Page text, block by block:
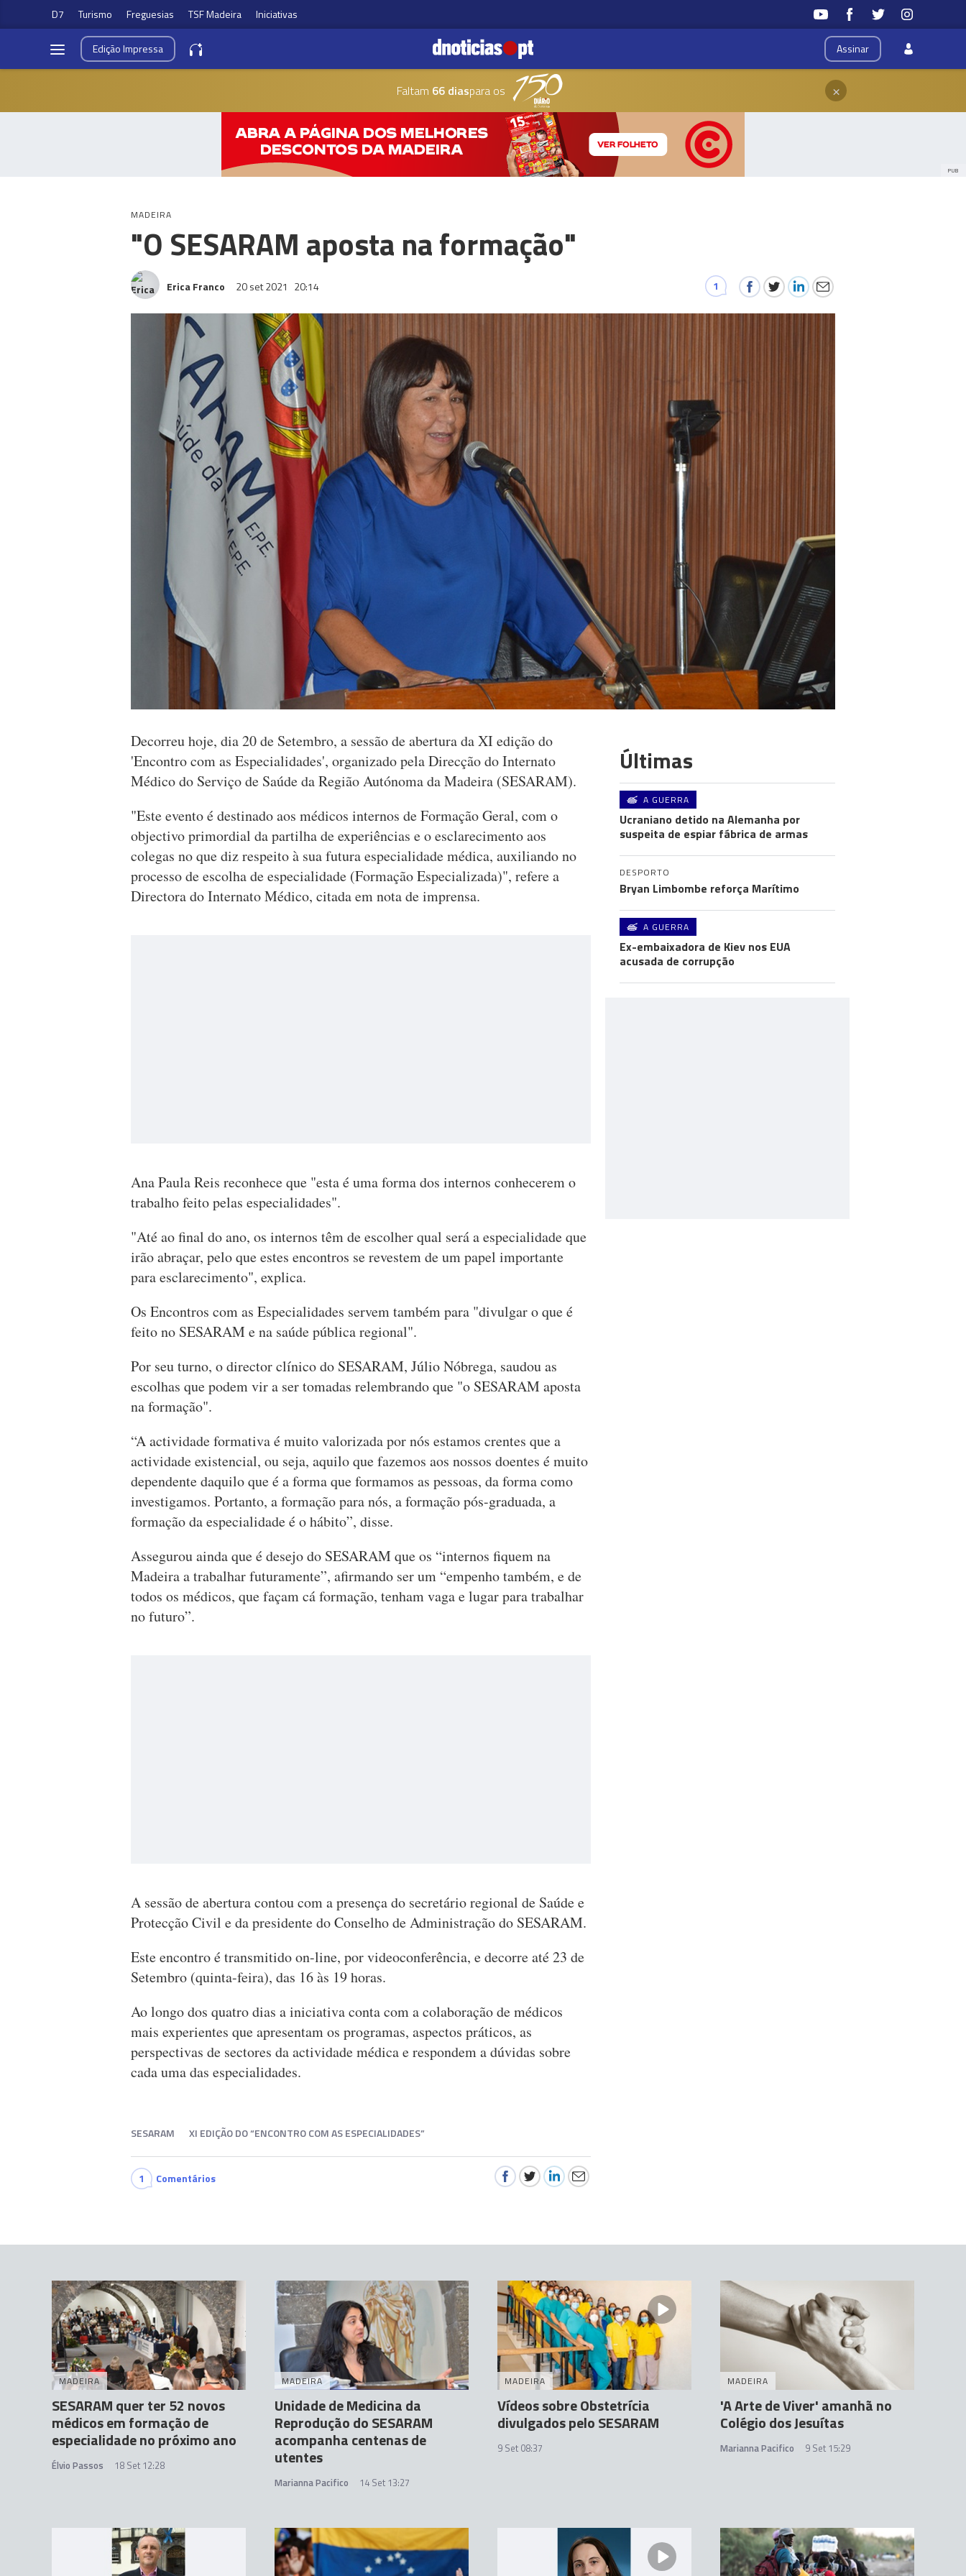
D7 Turismo Freguesias TSF Madeira Iniciativas
Assinar
EdiçãoImpressa
Faltam 66 diaspara os ×
PUB
MADEIRA
"O SESARAM aposta na formação"
Erica Franco 20 set 2021 20:14 1
Decorreu hoje, dia 20 de Setembro, a sessão de abertura da XI edição do
'Encontro com as Especialidades', organizado pela Direcção do Internato
Médico do Serviço de Saúde da Região Autónoma da Madeira (SESARAM).
"Este evento é destinado aos médicos internos de Formação Geral, com o
objectivo primordial da partilha de experiências e o esclarecimento aos
colegas no que diz respeito à sua futura especialidade médica, auxiliando no
processo de escolha de especialidade (Formação Especializada)", refere a
Directora do Internato Médico, citada em nota de imprensa.
Ana Paula Reis reconhece que "esta é uma forma dos internos conhecerem o
trabalho feito pelas especialidades".
"Até ao final do ano, os internos têm de escolher qual será a especialidade que
irão abraçar, pelo que estes encontros se revestem de um papel importante
para esclarecimento", explica.
Os Encontros com as Especialidades servem também para "divulgar o que é
feito no SESARAM e na saúde pública regional".
Por seu turno, o director clínico do SESARAM, Júlio Nóbrega, saudou as
escolhas que podem vir a ser tomadas relembrando que "o SESARAM aposta
na formação".
“A actividade formativa é muito valorizada por nós estamos crentes que a
actividade existencial, ou seja, aquilo que fazemos aos nossos doentes é muito
dependente daquilo que é a forma que formamos as pessoas, da forma como
investigamos. Portanto, a formação para nós, a formação pós-graduada, a
formação da especialidade é o hábito”, disse.
Assegurou ainda que é desejo do SESARAM que os “internos fiquem na
Madeira a trabalhar futuramente”, afirmando ser um “empenho também, e de
todos os médicos, que façam cá formação, tenham vaga e lugar para trabalhar
no futuro”.
A sessão de abertura contou com a presença do secretário regional de Saúde e
Protecção Civil e da presidente do Conselho de Administração do SESARAM.
Este encontro é transmitido on-line, por videoconferência, e decorre até 23 de
Setembro (quinta-feira), das 16 às 19 horas.
Ao longo dos quatro dias a iniciativa conta com a colaboração de médicos
mais experientes que apresentam os programas, aspectos práticos, as
perspectivas de sectores da actividade médica e respondem a dúvidas sobre
cada uma das especialidades.
SESARAM XI EDIÇÃO DO “ENCONTRO COM AS ESPECIALIDADES”
1 Comentários
Últimas
A GUERRA
Ucraniano detido na Alemanha por
suspeita de espiar fábrica de armas
DESPORTO
Bryan Limbombe reforça Marítimo
A GUERRA
Ex-embaixadora de Kiev nos EUA
acusada de corrupção
MADEIRA
SESARAM quer ter 52 novos
médicos em formação de
especialidade no próximo ano
Élvio Passos 18 Set 12:28
MADEIRA
Unidade de Medicina da
Reprodução do SESARAM
acompanha centenas de
utentes
Marianna Pacifico 14 Set 13:27
MADEIRA
Vídeos sobre Obstetrícia
divulgados pelo SESARAM
9 Set 08:37
MADEIRA
'A Arte de Viver' amanhã no
Colégio dos Jesuítas
Marianna Pacifico 9 Set 15:29